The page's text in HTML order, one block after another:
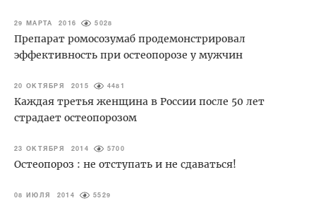
29 МАРТА 2016 5028
Препарат ромосозумаб продемонстрировал
эффективность при остеопорозе у мужчин
20 ОКТЯБРЯ 2015 4481
Каждая третья женщина в России после 50 лет
страдает остеопорозом
23 ОКТЯБРЯ 2014 5700
Остеопороз : не отступать и не сдаваться!
08 ИЮЛЯ 2014 5529